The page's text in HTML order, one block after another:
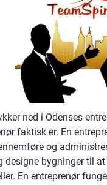
ned i Odenses
faktisk er. En
og
designe bygninger til
En entreprenør